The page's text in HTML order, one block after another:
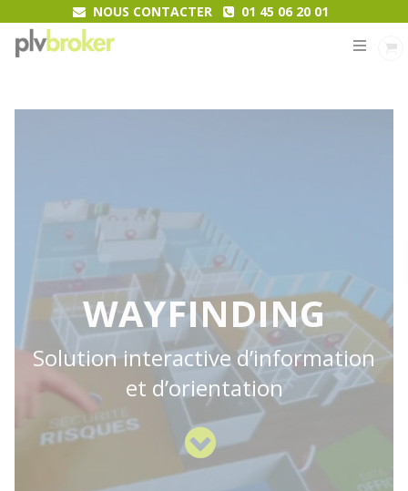
NOUS CONTACTER 01 45 06 20 01
WAYFINDING
Solution interactive d’information
et d’orientation